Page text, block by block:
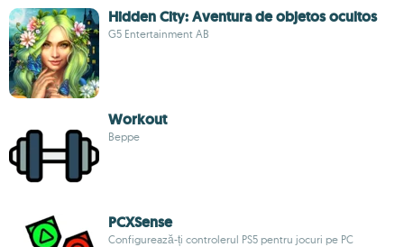
Hidden City: Aventura de objetos ocultos
G5 Entertainment AB
Workout
Beppe
PCXSense
Configurează-ți controlerul PS5 pentru jocuri pe PC